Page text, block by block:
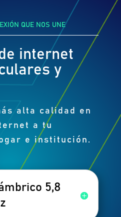
QUE NOS UNE
internet
y
alta calidad en
a tu
e institución.
5,8